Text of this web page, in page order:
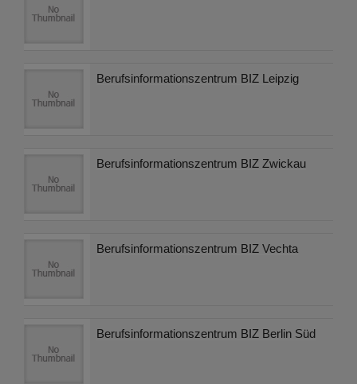
Berufsinformationszentrum BIZ Leipzig
Berufsinformationszentrum BIZ Zwickau
Berufsinformationszentrum BIZ Vechta
Berufsinformationszentrum BIZ Berlin Süd